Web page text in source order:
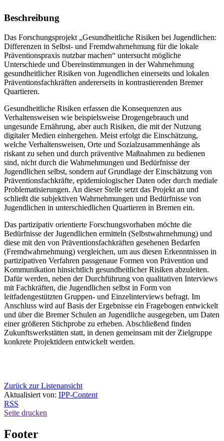
Beschreibung
Das Forschungsprojekt „Gesundheitliche Risiken bei Jugendlichen:
Differenzen in Selbst- und Fremdwahrnehmung für die lokale
Präventionspraxis nutzbar machen“ untersucht mögliche
Unterschiede und Übereinstimmungen in der Wahrnehmung
gesundheitlicher Risiken von Jugendlichen einerseits und lokalen
Präventionsfachkräften andererseits in kontrastierenden Bremer
Quartieren.
Gesundheitliche Risiken erfassen die Konsequenzen aus
Verhaltensweisen wie beispielsweise Drogengebrauch und
ungesunde Ernährung, aber auch Risiken, die mit der Nutzung
digitaler Medien einhergehen. Meist erfolgt die Einschätzung,
welche Verhaltensweisen, Orte und Sozialzusammenhänge als
riskant zu sehen und durch präventive Maßnahmen zu bedienen
sind, nicht durch die Wahrnehmungen und Bedürfnisse der
Jugendlichen selbst, sondern auf Grundlage der Einschätzung von
Präventionsfachkräfte, epidemiologischer Daten oder durch mediale
Problematisierungen. An dieser Stelle setzt das Projekt an und
schließt die subjektiven Wahrnehmungen und Bedürfnisse von
Jugendlichen in unterschiedlichen Quartieren in Bremen ein.
Das partizipativ orientierte Forschungsvorhaben möchte die
Bedürfnisse der Jugendlichen ermitteln (Selbstwahrnehmung) und
diese mit den von Präventionsfachkräften gesehenen Bedarfen
(Fremdwahrnehmung) vergleichen, um aus diesen Erkenntnissen in
partizipativen Verfahren passgenaue Formen von Prävention und
Kommunikation hinsichtlich gesundheitlicher Risiken abzuleiten.
Dafür werden, neben der Durchführung von qualitativen Interviews
mit Fachkräften, die Jugendlichen selbst in Form von
leitfadengestützten Gruppen- und Einzelinterviews befragt. Im
Anschluss wird auf Basis der Ergebnisse ein Fragebogen entwickelt
und über die Bremer Schulen an Jugendliche ausgegeben, um Daten
einer größeren Stichprobe zu erheben. Abschließend finden
Zukunftswerkstätten statt, in denen gemeinsam mit der Zielgruppe
konkrete Projektideen entwickelt werden.
Zurück zur Listenansicht
Aktualisiert von: IPP-Content
RSS
Seite drucken
Footer